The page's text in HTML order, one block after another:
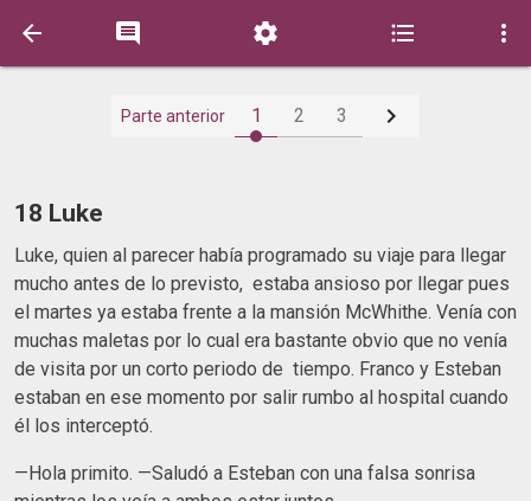
    
Parte anterior 1 2 3 
18 Luke
Luke, quien al parecer había programado su viaje para llegar
mucho antes de lo previsto, estaba ansioso por llegar pues
el martes ya estaba frente a la mansión McWhithe. Venía con
muchas maletas por lo cual era bastante obvio que no venía
de visita por un corto periodo de tiempo. Franco y Esteban
estaban en ese momento por salir rumbo al hospital cuando
él los interceptó.
—Hola primito. —Saludó a Esteban con una falsa sonrisa